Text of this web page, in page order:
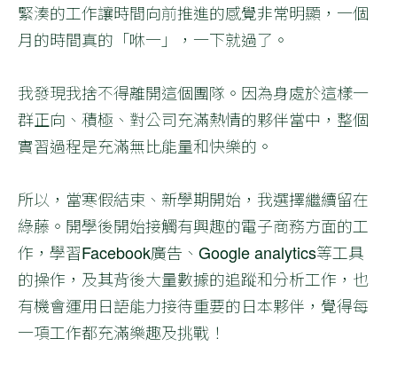
緊湊的工作讓時間向前推進的感覺非常明顯，一個
月的時間真的「咻一」，一下就過了。
我發現我捨不得離開這個團隊。因為身處於這樣一
群正向、積極、對公司充滿熱情的夥伴當中，整個
實習過程是充滿無比能量和快樂的。
所以，當寒假結束、新學期開始，我選擇繼續留在
綠藤。開學後開始接觸有興趣的電子商務方面的工
作，學習Facebook廣告、Google analytics等工具
的操作，及其背後大量數據的追蹤和分析工作，也
有機會運用日語能力接待重要的日本夥伴，覺得每
一項工作都充滿樂趣及挑戰！